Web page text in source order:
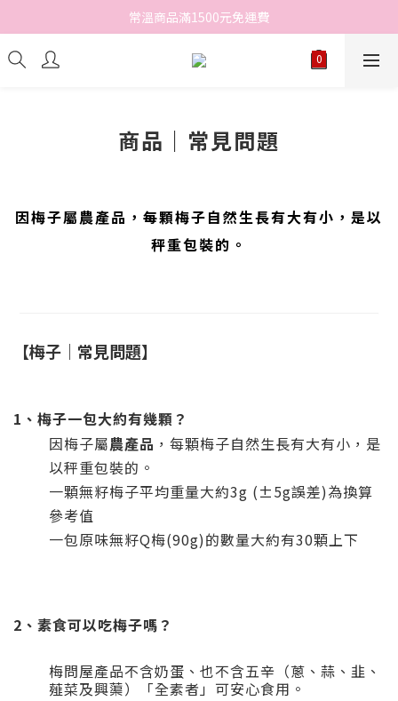
常溫商品滿1500元免運費
商品｜常見問題
因梅子屬農產品 ，每顆梅子自然生長有大有小，是以
秤重包裝的。
【梅子｜常見問題】
1、梅子一包大約有幾顆？
因梅子屬農產品 ，每顆梅子自然生長有大有小，是
以秤重包裝的。
一顆無籽梅子平均重量大約3g (±5g誤差)為換算
參考值
一包原味無籽Q梅(90g)的數量大約有30顆上下
2、素食可以吃梅子嗎？
梅問屋產品不含奶蛋、也不含五辛（蔥、蒜、韭、
薤菜及興蕖）「全素者」可安心食用。